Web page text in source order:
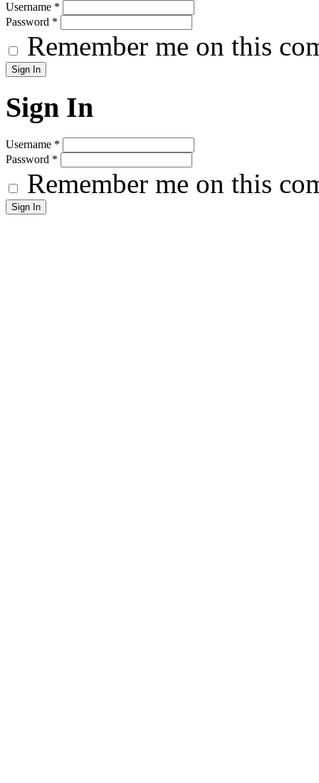
Username *
Password *
Remember me on this
Sign In
Username *
Password *
Remember me on this